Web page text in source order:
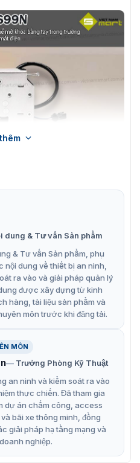
của khóa tủ KR-
hỗ trợ 12V & 24V
cacbon thấp, khả năng
mạ nickle và mạ crôm
Omron đến từ Nhật Bản,
có thể mở khóa bằng tay
tiếng ồn khi mở khóa.
Có thể gỡ bỏ
dung & Tư vấn Sản phẩm
& Tư vấn Sản phẩm, phụ
dung về thiết bị an ninh,
ra vào và giải pháp quản lý
được xây dựng từ kinh
hàng, tài liệu sản phẩm và
môn trước khi đăng tải.
MÔN
Trưởng Phòng Kỹ Thuật
an ninh và kiểm soát ra vào
thực chiến. Đã tham gia
dự án chấm công, access
bãi xe thông minh, đồng
giải pháp hạ tầng mạng và
nghiệp.